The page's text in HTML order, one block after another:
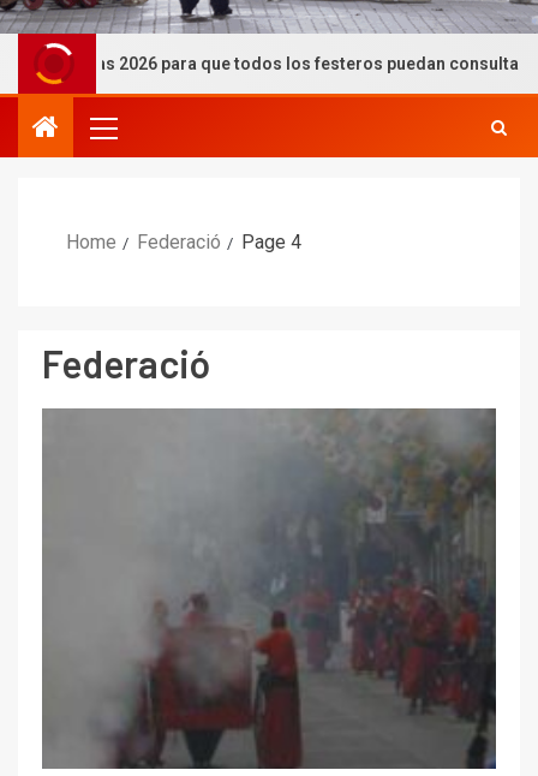
2026 para que todos los festeros puedan consultarlas
Home Federació Page 4
Federació